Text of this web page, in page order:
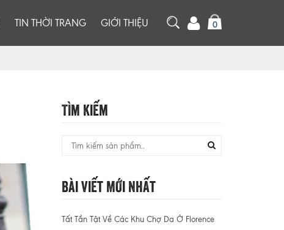
TIN THỜI TRANG GIỚI THIỆU 0
Tìm Kiếm
Bài Viết Mới Nhất
Tất Tần Tật Về Các Khu Chợ Da Ở Florence